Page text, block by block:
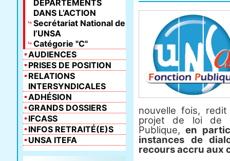
nouvelle fois,
projet de loi de
Publique,en
instances de
recours accru aux
DEPARTEMENTS
DANS L’ACTION
Secrétariat National de
l’UNSA
Catégorie "C"
AUDIENCES
PRISES DE POSITION
RELATIONS
INTERSYNDICALES
ADHÉSION
GRANDS DOSSIERS
IFCASS
INFOS RETRAITÉ(E)S
UNSA ITEFA